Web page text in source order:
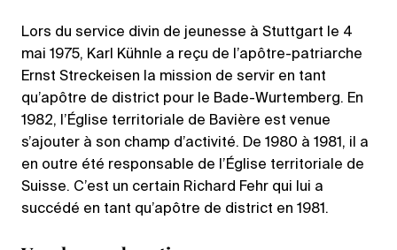
Lors du service divin de jeunesse à Stuttgart le 4
mai 1975, Karl Kühnle a reçu de l’apôtre-patriarche
Ernst Streckeisen la mission de servir en tant
qu’apôtre de district pour le Bade-Wurtemberg. En
1982, l’Église territoriale de Bavière est venue
s’ajouter à son champ d’activité. De 1980 à 1981, il a
en outre été responsable de l’Église territoriale de
Suisse. C’est un certain Richard Fehr qui lui a
succédé en tant qu’apôtre de district en 1981.